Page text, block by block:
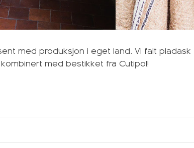
med produksjon i eget land. Vi falt
med bestikket fra Cutipol!